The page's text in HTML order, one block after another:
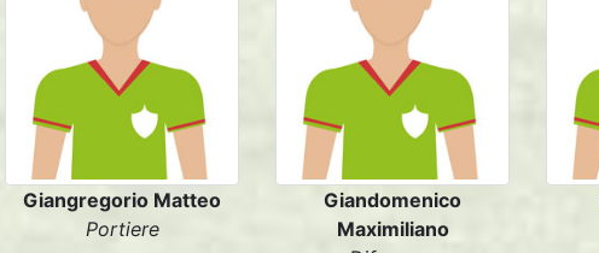
Giangregorio Matteo
Portiere
Giandomenico
Maximiliano